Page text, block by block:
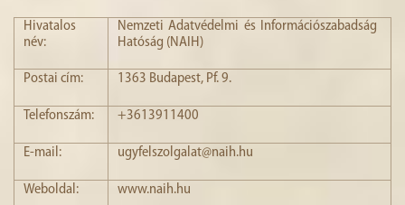
Hivatalos
név:
Nemzeti Adatvédelmi és Információszabadság
Hatóság (NAIH)
Postai cím: 1363 Budapest, Pf. 9.
Telefonszám: +3613911400
E-mail: ugyfelszolgalat@naih.hu
Weboldal: www.naih.hu